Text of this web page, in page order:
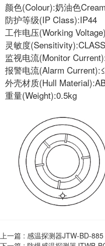
颜色(Colour):奶油色
防护等级(IP Class):IP44
工作电压(Working
灵敏度
监视电流(Monitor
报警电流(Alarm
外壳材质(Hull
重量(Weight):0.5kg
上一篇 : 感温探测器JTW-BD-885